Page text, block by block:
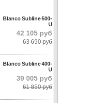
Blanco Subline 500-
U
42 105 руб
63 690 руб
Blanco Subline 400-
U
39 005 руб
61 850 руб